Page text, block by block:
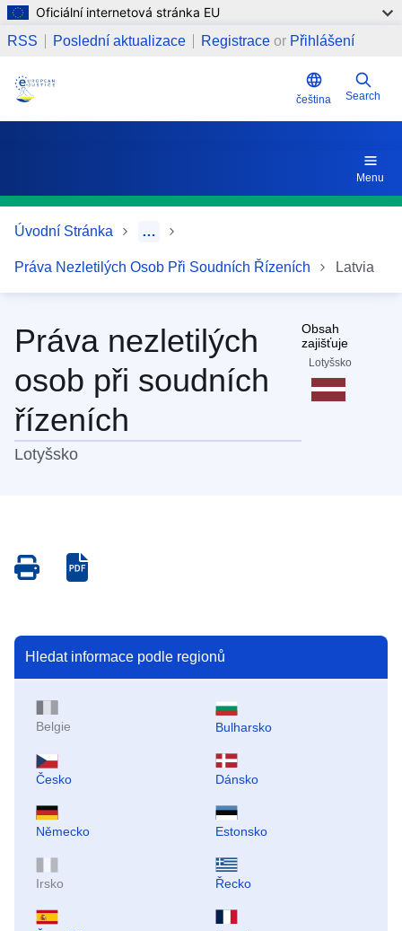
Přejít k hlavnímu obsahu
Oficiální internetová stránka EU
RSS
Poslední aktualizace Registrace or Přihlášení
čeština Search
Menu
Úvodní Stránka …
Práva Nezletilých Osob Při Soudních Řízeních Latvia
Práva nezletilých
osob při soudních
řízeních
Lotyšsko
Obsah
zajišťuje
Lotyšsko
Save
as
Save
as
8. Postup při osvojení, včetně mezinárodního osvojení
Hledat informace podle regionů
Belgie Bulharsko
Česko Dánsko
Německo Estonsko
Irsko Řecko